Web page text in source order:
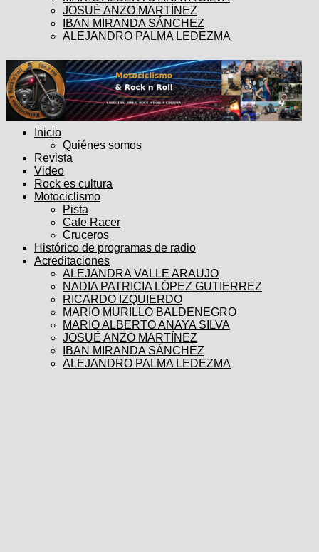
JOSUÉ ANZO MARTÍNEZ
IBAN MIRANDA SÁNCHEZ
ALEJANDRO PALMA LEDEZMA
Inicio
Quiénes somos
Revista
Video
Rock es cultura
Motociclismo
Pista
Cafe Racer
Cruceros
Histórico de programas de radio
Acreditaciones
ALEJANDRA VALLE ARAUJO
NADIA PATRICIA LÓPEZ GUTIERREZ
RICARDO IZQUIERDO
MARIO MURILLO BALDENEGRO
MARIO ALBERTO ANAYA SILVA
JOSUÉ ANZO MARTÍNEZ
IBAN MIRANDA SÁNCHEZ
ALEJANDRO PALMA LEDEZMA